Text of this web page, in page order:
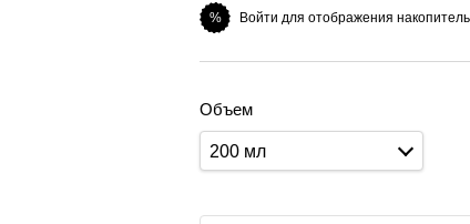
% Войти для отображения
Объем
200 мл